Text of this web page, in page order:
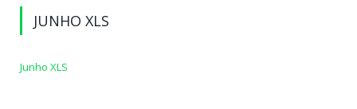
JUNHO XLS
Junho XLS